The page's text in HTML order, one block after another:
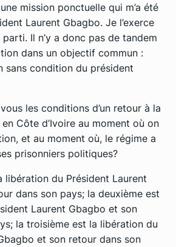
mission ponctuelle qui m’a été
Laurent Gbagbo. Je l’exerce
parti. Il n’y a donc pas de tandem
dans un objectif commun :
sans condition du président
les conditions d’un retour à la
Côte d’Ivoire au moment où on
et au moment où, le régime a
prisonniers politiques?
libération du Président Laurent
dans son pays; la deuxième est
Laurent Gbagbo et son
la troisième est la libération du
et son retour dans son